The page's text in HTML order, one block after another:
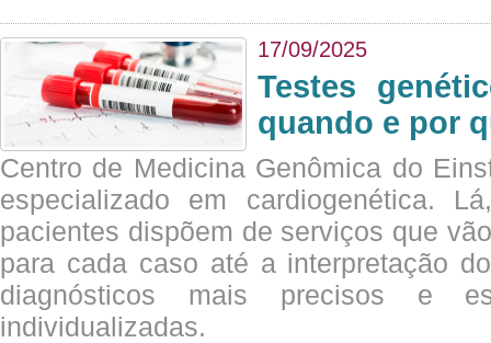
17/09/2025
Testes
quando e por
Centro de Medicina Genômica do
especializado em cardiogenética.
pacientes dispõem de serviços que
para cada caso até a interpretação
diagnósticos mais precisos e
individualizadas.